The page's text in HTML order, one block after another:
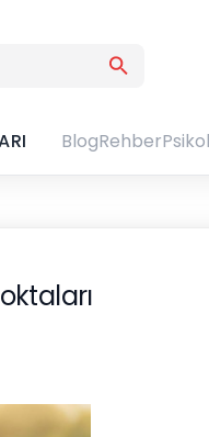
BlogRehber